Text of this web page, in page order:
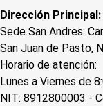
Dirección Principal:
Sede San Andres:
San Juan de Pasto,
Horario de atención:
Lunes a Viernes de
NIT: 8912800003 -